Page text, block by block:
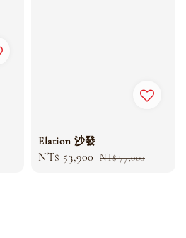
Elation 沙發
Sale
NT$ 53,900 Regular
NT$ 77,000